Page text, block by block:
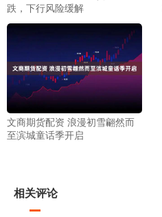
跌，下行风险缓解
文商期货配资 浪漫初雪翩然而
至滨城童话季开启
相关评论